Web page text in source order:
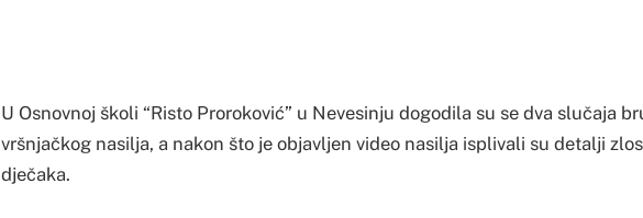
U Osnovnoj školi “Risto Proroković” u Nevesinju dogodila su se dva slučaja
vršnjačkog nasilja, a nakon što je objavljen video nasilja isplivali su detalji
dječaka.